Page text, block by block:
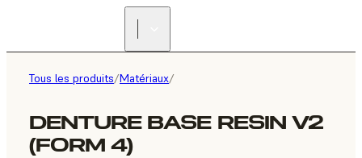
Tous les produits/Matériaux/
DENTURE BASE RESIN V2
(FORM 4)